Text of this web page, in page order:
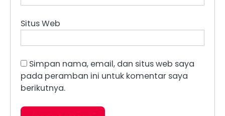
Situs Web
Simpan nama, email, dan situs web saya
pada peramban ini untuk komentar saya
berikutnya.